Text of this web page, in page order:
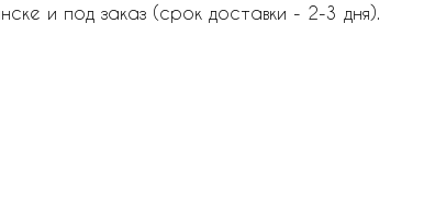
и под заказ (срок доставки - 2-3 дня).